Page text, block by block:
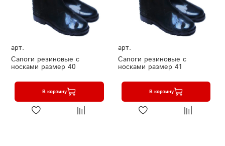
арт.
Сапоги резиновые с
носками размер 40
В корзину
арт.
Сапоги резиновые с
носками размер 41
В корзину